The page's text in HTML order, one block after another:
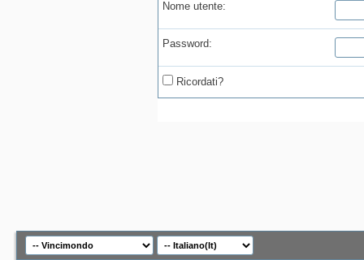
Nome utente:
Password:
Ricordati?